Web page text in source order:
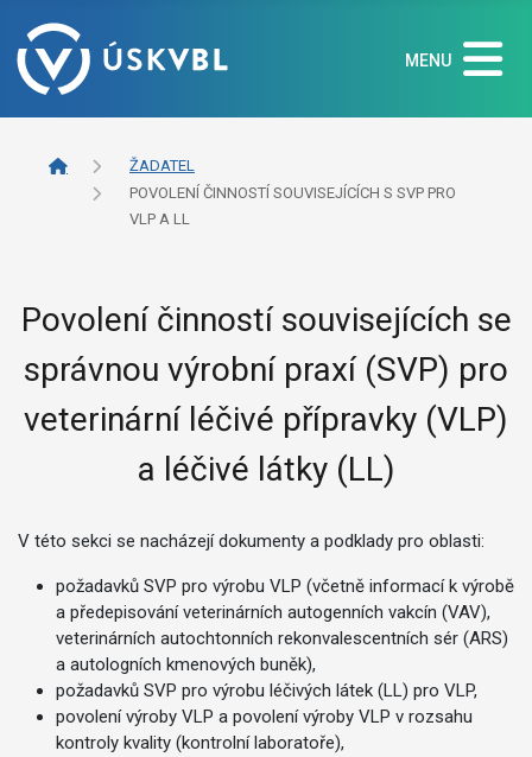
MENU
ŽADATEL
POVOLENÍ ČINNOSTÍ SOUVISEJÍCÍCH S SVP PRO
VLP A LL
Povolení činností souvisejících se
správnou výrobní praxí (SVP) pro
veterinární léčivé přípravky (VLP)
a léčivé látky (LL)
V této sekci se nacházejí dokumenty a podklady pro oblasti:
požadavků SVP pro výrobu VLP (včetně informací k výrobě
a předepisování veterinárních autogenních vakcín (VAV),
veterinárních autochtonních rekonvalescentních sér (ARS)
a autologních kmenových buněk),
požadavků SVP pro výrobu léčivých látek (LL) pro VLP,
povolení výroby VLP a povolení výroby VLP v rozsahu
kontroly kvality (kontrolní laboratoře),